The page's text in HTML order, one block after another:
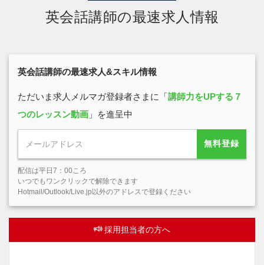
英会話講師の最速求人情報
英会話講師の最速求人&スキル情報
ただいま求人メルマガ登録者さまに「講師力をUPする７
つのレッスン動画 」を進呈中
無料登録
配信は平日7：00ころ
いつでもワンクリックで解除できます
Hotmail/Outlook/Live.jp以外のアドレスで登録ください
採用担当者の方へ